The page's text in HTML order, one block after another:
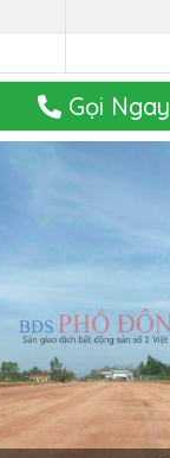
Gọi Ngay